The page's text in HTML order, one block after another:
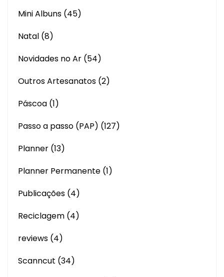
Mini Albuns (45)
Natal (8)
Novidades no Ar (54)
Outros Artesanatos (2)
Páscoa (1)
Passo a passo (PAP) (127)
Planner (13)
Planner Permanente (1)
Publicações (4)
Reciclagem (4)
reviews (4)
Scanncut (34)